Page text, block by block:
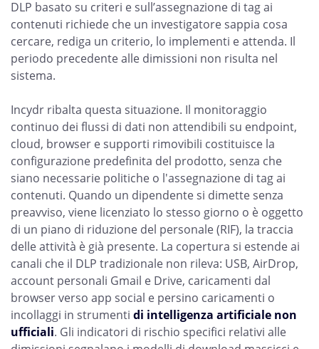
DLP basato su criteri e sull’assegnazione di tag ai
contenuti richiede che un investigatore sappia cosa
cercare, rediga un criterio, lo implementi e attenda. Il
periodo precedente alle dimissioni non risulta nel
sistema.
Incydr ribalta questa situazione. Il monitoraggio
continuo dei flussi di dati non attendibili su endpoint,
cloud, browser e supporti rimovibili costituisce la
configurazione predefinita del prodotto, senza che
siano necessarie politiche o l'assegnazione di tag ai
contenuti. Quando un dipendente si dimette senza
preavviso, viene licenziato lo stesso giorno o è oggetto
di un piano di riduzione del personale (RIF), la traccia
delle attività è già presente. La copertura si estende ai
canali che il DLP tradizionale non rileva: USB, AirDrop,
account personali Gmail e Drive, caricamenti dal
browser verso app social e persino caricamenti o
incollaggi in strumenti di intelligenza artificiale non
ufficiali. Gli indicatori di rischio specifici relativi alle